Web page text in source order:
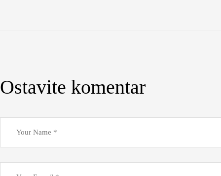
Ostavite komentar